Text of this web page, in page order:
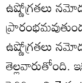
ఉష్ణోగ్రతలు
ఉష్ణోగ్రతలు
తెల్లవారుతోంది.